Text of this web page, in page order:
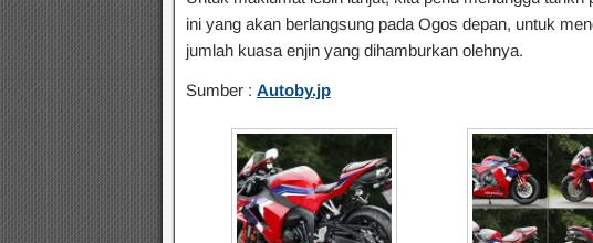
ini yang akan berlangsung pada Ogos depan, untuk
jumlah kuasa enjin yang dihamburkan olehnya.
Sumber : Autoby.jp